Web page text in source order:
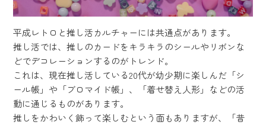
平成レトロと推し活カルチャーには共通点があります。
推し活では、推しのカードをキラキラのシールやリボンな
どでデコレーションするのがトレンド。
これは、現在推し活している20代が幼少期に楽しんだ「シ
ール帳」や「ブロマイド帳」、「着せ替え人形」などの活
動に通じるものがあります。
推しをかわいく飾って楽しむという面もありますが、「昔